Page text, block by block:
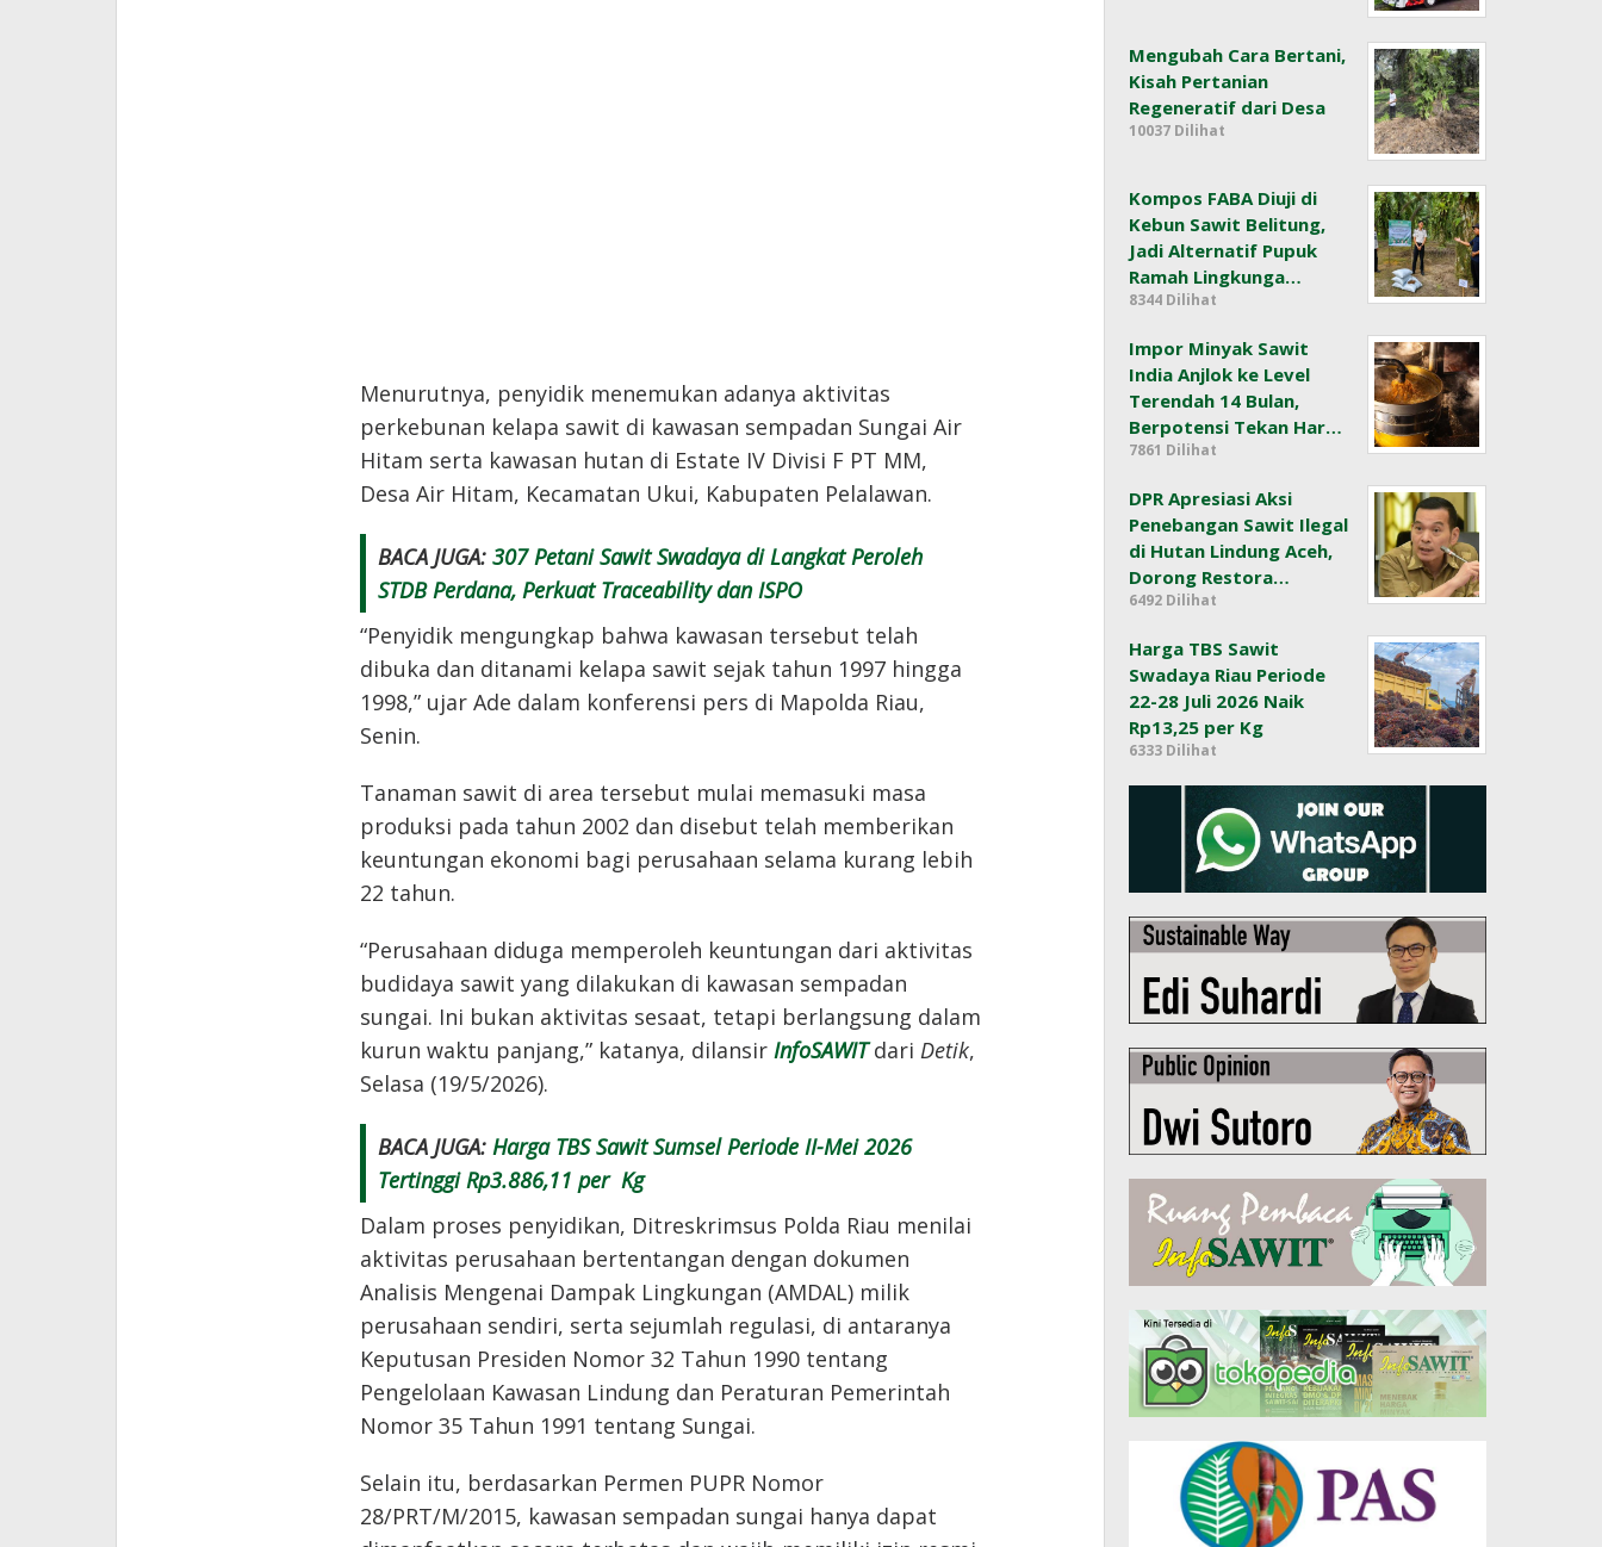
Menurutnya, penyidik menemukan adanya aktivitas
perkebunan kelapa sawit di kawasan sempadan Sungai Air
Hitam serta kawasan hutan di Estate IV Divisi F PT MM,
Desa Air Hitam, Kecamatan Ukui, Kabupaten Pelalawan.
BACA JUGA: 307 Petani Sawit Swadaya di Langkat Peroleh
STDB Perdana, Perkuat Traceability dan ISPO
“Penyidik mengungkap bahwa kawasan tersebut telah
dibuka dan ditanami kelapa sawit sejak tahun 1997 hingga
1998,” ujar Ade dalam konferensi pers di Mapolda Riau,
Senin.
Tanaman sawit di area tersebut mulai memasuki masa
produksi pada tahun 2002 dan disebut telah memberikan
keuntungan ekonomi bagi perusahaan selama kurang lebih
22 tahun.
“Perusahaan diduga memperoleh keuntungan dari aktivitas
budidaya sawit yang dilakukan di kawasan sempadan
sungai. Ini bukan aktivitas sesaat, tetapi berlangsung dalam
kurun waktu panjang,” katanya, dilansir InfoSAWITdari Detik,
Selasa (19/5/2026).
BACA JUGA: Harga TBS Sawit Sumsel Periode II-Mei 2026
Tertinggi Rp3.886,11 per Kg
Dalam proses penyidikan, Ditreskrimsus Polda Riau menilai
aktivitas perusahaan bertentangan dengan dokumen
Analisis Mengenai Dampak Lingkungan (AMDAL) milik
perusahaan sendiri, serta sejumlah regulasi, di antaranya
Keputusan Presiden Nomor 32 Tahun 1990 tentang
Pengelolaan Kawasan Lindung dan Peraturan Pemerintah
Nomor 35 Tahun 1991 tentang Sungai.
Selain itu, berdasarkan Permen PUPR Nomor
28/PRT/M/2015, kawasan sempadan sungai hanya dapat
Mengubah Cara Bertani,
Kisah Pertanian
Regeneratif dari Desa
10037 Dilihat
Kompos FABA Diuji di
Kebun Sawit Belitung,
Jadi Alternatif Pupuk
Ramah Lingkunga…
8344 Dilihat
Impor Minyak Sawit
India Anjlok ke Level
Terendah 14 Bulan,
Berpotensi Tekan Har…
7861 Dilihat
DPR Apresiasi Aksi
Penebangan Sawit Ilegal
di Hutan Lindung Aceh,
Dorong Restora…
6492 Dilihat
Harga TBS Sawit
Swadaya Riau Periode
22-28 Juli 2026 Naik
Rp13,25 per Kg
6333 Dilihat